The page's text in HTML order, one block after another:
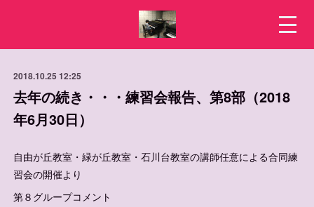
2018.10.25 12:25
去年の続き・・・練習会報告、第8部（2018
年6月30日）
自由が丘教室・緑が丘教室・石川台教室の講師任意による合同練
習会の開催より
第８グループコメント